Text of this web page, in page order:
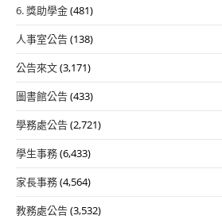
6. 獎助學金(481)
人事室公告(138)
公告來文(3,171)
圖書館公告(433)
學務處公告(2,721)
學生事務(6,433)
家長事務(4,564)
教務處公告(3,532)